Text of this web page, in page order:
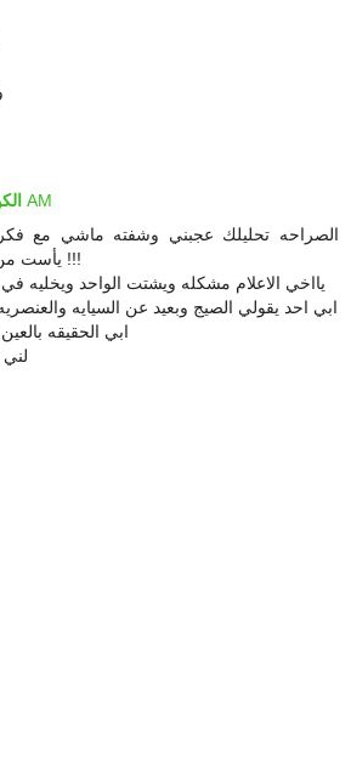
7/6/10 6:16 AM
الصراحه تحليلك عجبني وشفته ماشي مع
يأست من شي اسمه ميديا !!!
يااخي الاعلام مشكله ويشتت الواحد ويخليه في
ابي احد يقولي الصيج وبعيد عن السيايه
ابي الحقيقه